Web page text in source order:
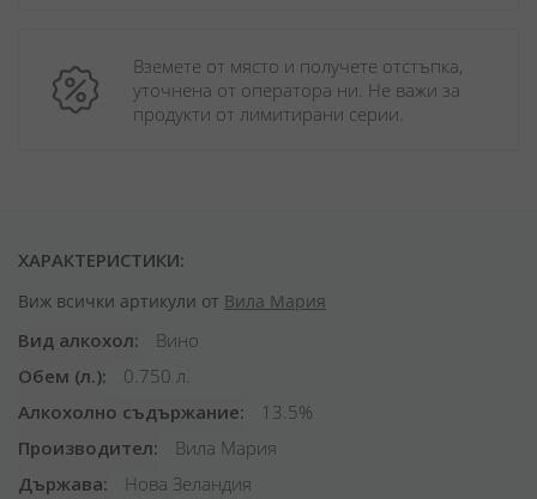
Вземете от място и получете отстъпка,
уточнена от оператора ни. Не важи за
продукти от лимитирани серии.
ХАРАКТЕРИСТИКИ:
Виж всички артикули от Вила Мария
Вид алкохол
Вино
Обем (л.)
0.750 л.
Алкохолно съдържание
13.5%
Производител
Вила Мария
Държава
Нова Зеландия